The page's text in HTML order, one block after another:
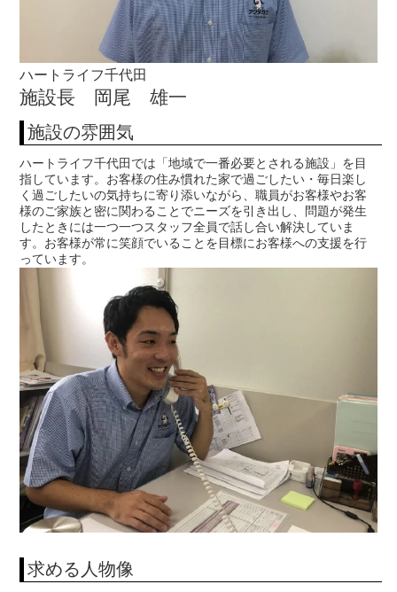
ハートライフ千代田
施設長 岡尾 雄一
施設の雰囲気
ハートライフ千代田では「地域で一番必要とされる施設」を目
指しています。お客様の住み慣れた家で過ごしたい・毎日楽し
く過ごしたいの気持ちに寄り添いながら、職員がお客様やお客
様のご家族と密に関わることでニーズを引き出し、問題が発生
したときには一つ一つスタッフ全員で話し合い解決していま
す。お客様が常に笑顔でいることを目標にお客様への支援を行
っています。
求める人物像